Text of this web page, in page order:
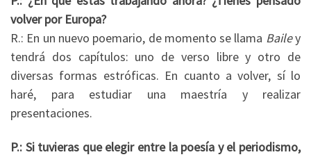
volver por Europa?
R.: En un nuevo poemario, de momento se llama Bailey
tendrá dos capítulos: uno de verso libre y otro de
diversas formas estróficas. En cuanto a volver, sí lo
haré, para estudiar una maestría y realizar
presentaciones.
P.: Si tuvieras que elegir entre la poesía y el periodismo,